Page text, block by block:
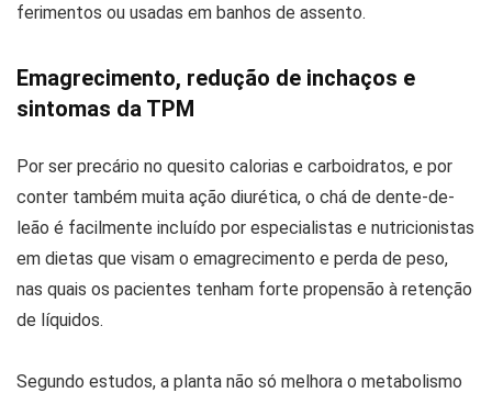
ferimentos ou usadas em banhos de assento.
Emagrecimento, redução de inchaços e
sintomas da TPM
Por ser precário no quesito calorias e carboidratos, e por
conter também muita ação diurética, o chá de dente-de-
leão é facilmente incluído por especialistas e nutricionistas
em dietas que visam o emagrecimento e perda de peso,
nas quais os pacientes tenham forte propensão à retenção
de líquidos.
Segundo estudos, a planta não só melhora o metabolismo